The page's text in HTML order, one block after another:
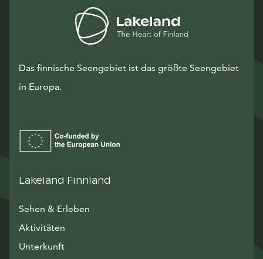
Das finnische Seengebiet ist das größte Seengebiet
in Europa.
Lakeland Finnland
Sehen & Erleben
Aktivitäten
Unterkunft